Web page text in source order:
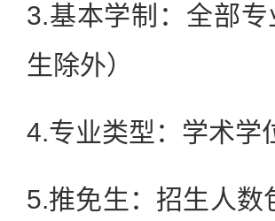
3.基本学制：全部
生除外）
4.专业类型：学术学
5.推免生：招生人数